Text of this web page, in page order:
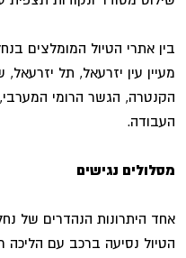
בין אתרי הטיול המומלצים
מעיין עין יזרעאל, תל
הקנטרה, הגשר הרומי המערבי,
העבודה.
מסלולים נגישים
אחד היתרונות הנהדרים של
הטיול נסיעה ברכב עם הליכה